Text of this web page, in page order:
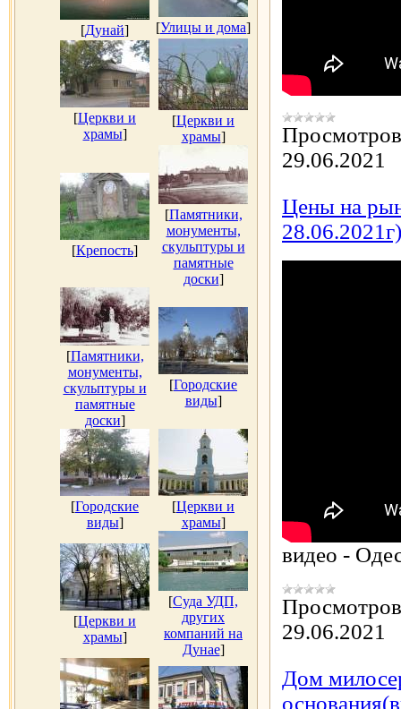
[Дунай] [Улицы и дома]
[Церкви и
храмы]
[Церкви и
храмы]
[Крепость]
[Памятники,
монументы,
скульптуры и
памятные
доски]
[Памятники,
монументы,
скульптуры и
памятные
доски]
[Городские
виды]
[Городские
виды]
[Церкви и
храмы]
[Церкви и
храмы]
[Суда УДП,
других
компаний на
Дунае]
29.06.2021
Цены на
28.06.2021г)
видео -
29.06.2021
Дом